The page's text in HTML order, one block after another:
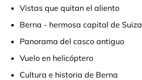
Vistas que quitan el aliento
Berna - hermosa capital de Suiza
Panorama del casco antiguo
Vuelo en helicóptero
Cultura e historia de Berna